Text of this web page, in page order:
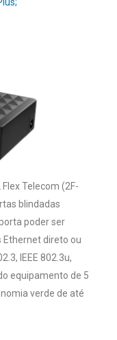
Telecom (2F-
blindadas
poder ser
Ethernet direto ou
IEEE 802.3u,
equipamento de 5
verde de até